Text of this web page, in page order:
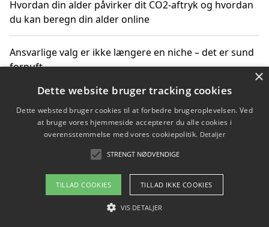
Hvordan din alder påvirker dit CO2-aftryk og hvordan
du kan beregn din alder online
Ansvarlige valg er ikke længere en niche – det er sund
fornuft
Sådan kan du handle bæredygtigt og bestil med
faktura
Om / kontakt
Blog Betingelser
×
Dette website bruger tracking cookies
Dette websted bruger cookies til at forbedre brugeroplevelsen. Ved
at bruge vores hjemmeside accepterer du alle cookies i
overensstemmelse med vores cookiepolitik. Detaljer
STRENGT NØDVENDIGE
TILLAD COOKIES TILLAD IKKE COOKIES
VIS DETALJER